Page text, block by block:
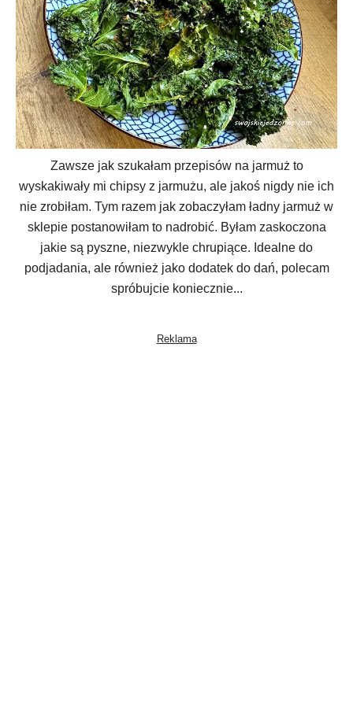
Zawsze jak szukałam przepisów na jarmuż to
wyskakiwały mi chipsy z jarmużu, ale jakoś nigdy nie ich
nie zrobiłam. Tym razem jak zobaczyłam ładny jarmuż w
sklepie postanowiłam to nadrobić. Byłam zaskoczona
jakie są pyszne, niezwykle chrupiące. Idealne do
podjadania, ale również jako dodatek do dań, polecam
spróbujcie koniecznie...